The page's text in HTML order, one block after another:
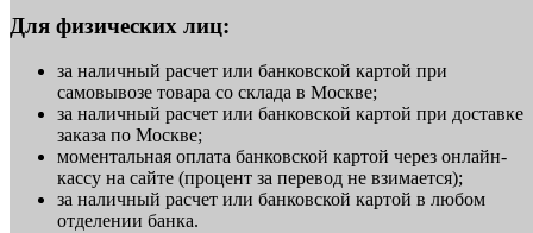
Для физических лиц:
за наличный расчет или банковской картой при
самовывозе товара со склада в Москве;
за наличный расчет или банковской картой при доставке
заказа по Москве;
моментальная оплата банковской картой через онлайн-
кассу на сайте (процент за перевод не взимается);
за наличный расчет или банковской картой в любом
отделении банка.